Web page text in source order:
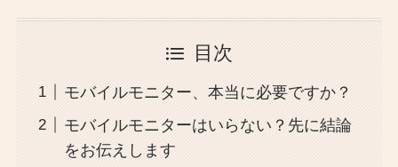
目次
モバイルモニター、本当に必要ですか？
モバイルモニターはいらない？先に結論
をお伝えします